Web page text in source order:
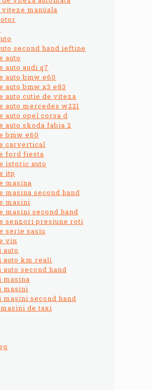
manuala
second hand ieftine
auto
auto audi q7
auto bmw e60
auto bmw x3 e83
auto cutie de viteza
mercedes w221
auto opel corsa d
auto skoda fabia 2
bmw e60
carvertical
ford fiesta
istoric auto
itp
masina
masina second hand
masini
masini second hand
senzori presiune roti
serie sasiu
vin
km reali
second hand
second hand
de taxi